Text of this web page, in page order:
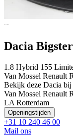
Dacia Bigster
1.8 Hybrid 155
Van Mossel Renault
Bekijk deze Dacia bij
Van Mossel Renault
LA Rotterdam
Openingstijden
+31 10 240 46 00
Mail ons